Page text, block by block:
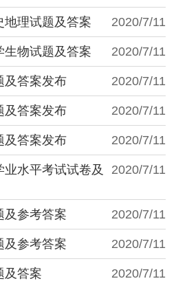
2020/7/11
地理试题及答案
2020/7/11
生物试题及答案
2020/7/11
及答案发布
2020/7/11
及答案发布
2020/7/11
及答案发布
2020/7/11
水平考试试卷及
2020/7/11
及参考答案
2020/7/11
及参考答案
2020/7/11
及答案